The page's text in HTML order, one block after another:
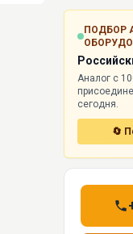
ПОДБОР
Аналог с
сегодня.
🔄